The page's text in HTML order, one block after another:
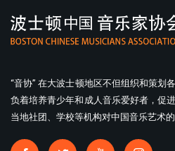
“音协” 在大波士顿地区不但组织和策划
负着培养青少年和成人音乐爱好者，促
当地社团、学校等机构对中国音乐艺术的